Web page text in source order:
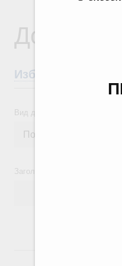
Документы
Избранные
Вид документа
Заголовок или текст документа